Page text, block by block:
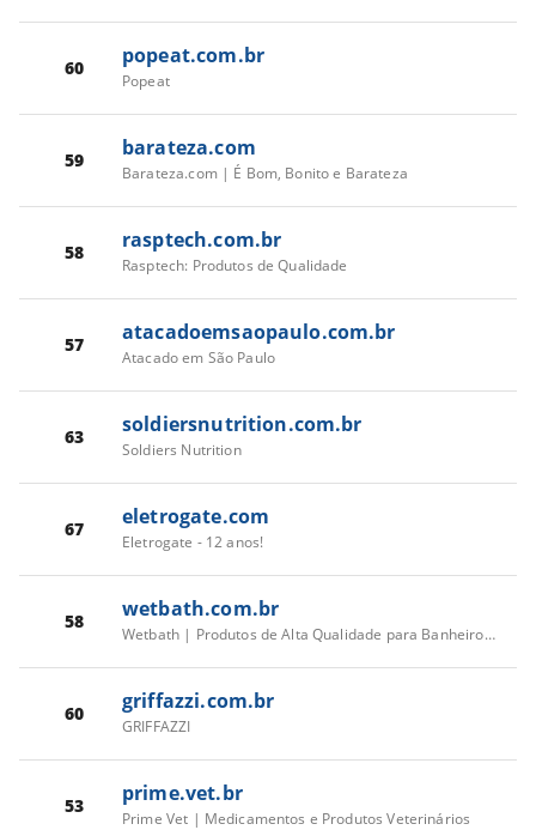
60 popeat.com.br
Popeat
59 barateza.com
Barateza.com | É Bom, Bonito e Barateza
58 rasptech.com.br
Rasptech: Produtos de Qualidade
57 atacadoemsaopaulo.com.br
Atacado em São Paulo
63 soldiersnutrition.com.br
Soldiers Nutrition
67 eletrogate.com
Eletrogate - 12 anos!
58 wetbath.com.br
Wetbath | Produtos de Alta Qualidade para Banheiros e Cozinhas
60 griffazzi.com.br
GRIFFAZZI
53 prime.vet.br
Prime Vet | Medicamentos e Produtos Veterinários